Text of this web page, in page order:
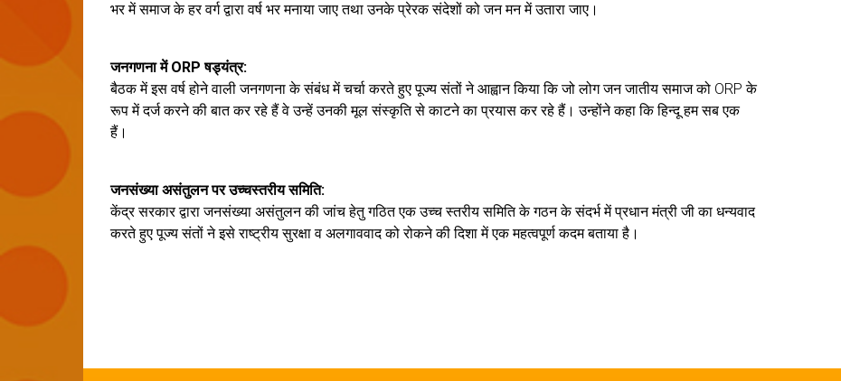
भर में समाज के हर वर्ग द्वारा वर्ष भर मनाया जाए तथा उनके प्रेरक संदेशों को जन मन में उतारा जाए।
जनगणना में ORP षड्यंत्र:
बैठक में इस वर्ष होने वाली जनगणना के संबंध में चर्चा करते हुए पूज्य संतों ने आह्वान किया कि जो लोग जन जातीय समाज को ORP के
रूप में दर्ज करने की बात कर रहे हैं वे उन्हें उनकी मूल संस्कृति से काटने का प्रयास कर रहे हैं। उन्होंने कहा कि हिन्दू हम सब एक
हैं।
जनसंख्या असंतुलन पर उच्चस्तरीय समिति:
केंद्र सरकार द्वारा जनसंख्या असंतुलन की जांच हेतु गठित एक उच्च स्तरीय समिति के गठन के संदर्भ में प्रधान मंत्री जी का धन्यवाद
करते हुए पूज्य संतों ने इसे राष्ट्रीय सुरक्षा व अलगाववाद को रोकने की दिशा में एक महत्वपूर्ण कदम बताया है।